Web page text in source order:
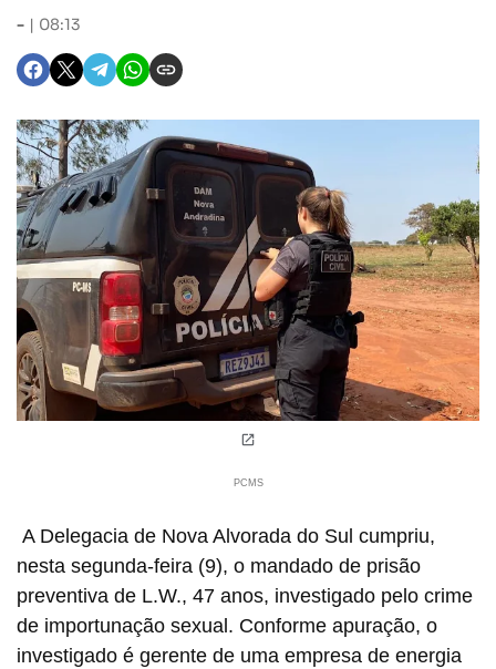
- 08:13
PCMS
A Delegacia de Nova Alvorada do Sul cumpriu,
nesta segunda-feira (9), o mandado de prisão
preventiva de L.W., 47 anos, investigado pelo crime
de importunação sexual. Conforme apuração, o
investigado é gerente de uma empresa de energia